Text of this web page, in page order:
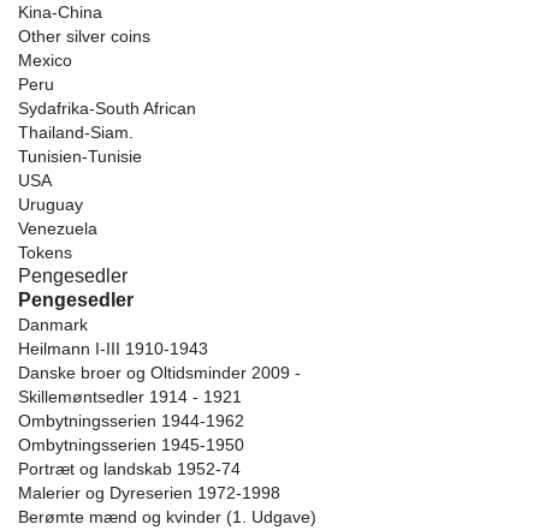
Kina-China
Other silver coins
Mexico
Peru
Sydafrika-South African
Thailand-Siam.
Tunisien-Tunisie
USA
Uruguay
Venezuela
Tokens
Pengesedler
Pengesedler
Danmark
Heilmann I-III 1910-1943
Danske broer og Oltidsminder 2009 -
Skillemøntsedler 1914 - 1921
Ombytningsserien 1944-1962
Ombytningsserien 1945-1950
Portræt og landskab 1952-74
Malerier og Dyreserien 1972-1998
Berømte mænd og kvinder (1. Udgave)